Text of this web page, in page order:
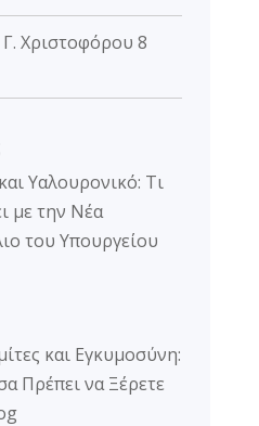
Χριστοφόρου 8
Υαλουρονικό: Τι
με την Νέα
του Υπουργείου
και Εγκυμοσύνη:
Πρέπει να Ξέρετε